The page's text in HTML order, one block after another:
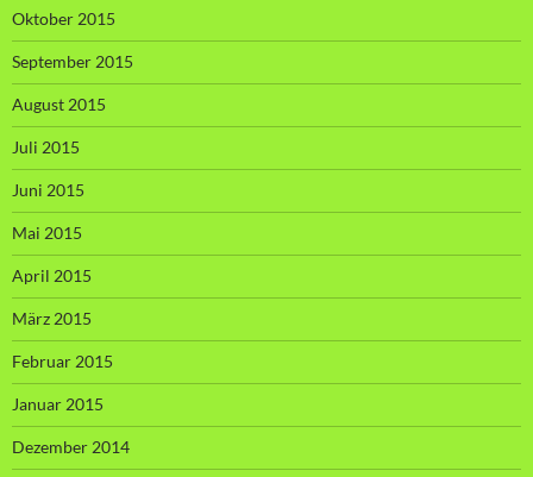
Oktober 2015
September 2015
August 2015
Juli 2015
Juni 2015
Mai 2015
April 2015
März 2015
Februar 2015
Januar 2015
Dezember 2014